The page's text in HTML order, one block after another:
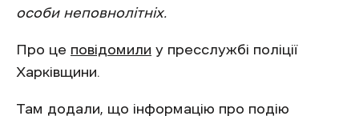
особи неповнолітніх.
Про це повідомили у пресслужбі поліції
Харківщини.
Там додали, що інформацію про подію